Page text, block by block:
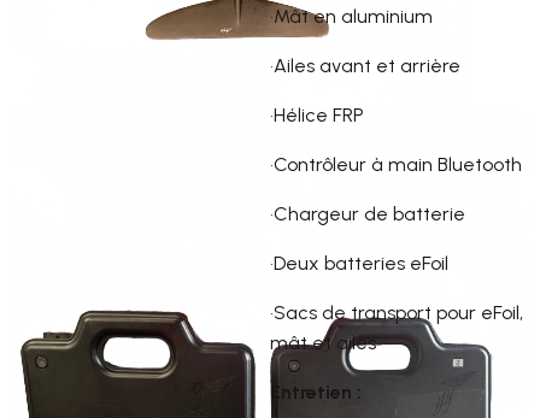
•Mât en aluminium
•Ailes avant et arrière
•Hélice FRP
•Contrôleur à main Bluetooth
•Chargeur de batterie
•Deux batteries eFoil
•Sacs de transport pour eFoil,
mât et ailes
Entretien :